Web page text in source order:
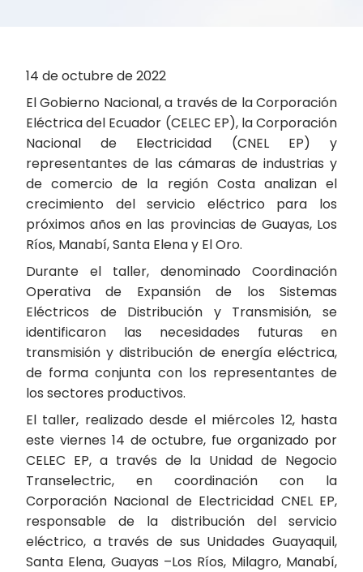
14 de octubre de 2022
El Gobierno Nacional, a través de la Corporación
Eléctrica del Ecuador (CELEC EP), la Corporación
Nacional de Electricidad (CNEL EP) y
representantes de las cámaras de industrias y
de comercio de la región Costa analizan el
crecimiento del servicio eléctrico para los
próximos años en las provincias de Guayas, Los
Ríos, Manabí, Santa Elena y El Oro.
Durante el taller, denominado Coordinación
Operativa de Expansión de los Sistemas
Eléctricos de Distribución y Transmisión, se
identificaron las necesidades futuras en
transmisión y distribución de energía eléctrica,
de forma conjunta con los representantes de
los sectores productivos.
El taller, realizado desde el miércoles 12, hasta
este viernes 14 de octubre, fue organizado por
CELEC EP, a través de la Unidad de Negocio
Transelectric, en coordinación con la
Corporación Nacional de Electricidad CNEL EP,
responsable de la distribución del servicio
eléctrico, a través de sus Unidades Guayaquil,
Santa Elena, Guayas –Los Ríos, Milagro, Manabí,